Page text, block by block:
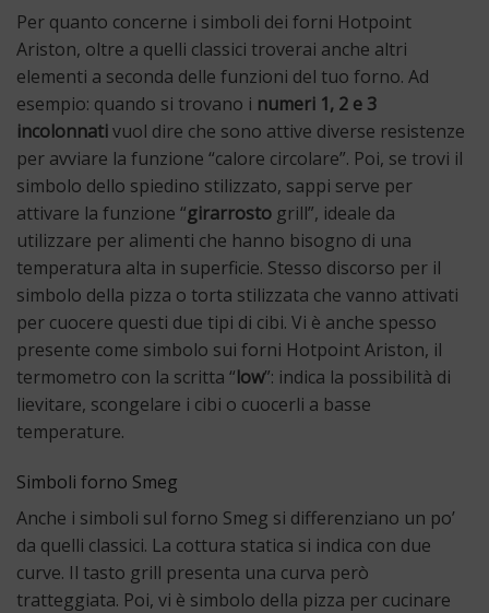
Per quanto concerne i simboli dei forni Hotpoint
Ariston, oltre a quelli classici troverai anche altri
elementi a seconda delle funzioni del tuo forno. Ad
esempio: quando si trovano i numeri 1, 2 e 3
incolonnativuol dire che sono attive diverse resistenze
per avviare la funzione “calore circolare”. Poi, se trovi il
simbolo dello spiedino stilizzato, sappi serve per
attivare la funzione “girarrosto grill”, ideale da
utilizzare per alimenti che hanno bisogno di una
temperatura alta in superficie. Stesso discorso per il
simbolo della pizza o torta stilizzata che vanno attivati
per cuocere questi due tipi di cibi. Vi è anche spesso
presente come simbolo sui forni Hotpoint Ariston, il
termometro con la scritta “low”: indica la possibilità di
lievitare, scongelare i cibi o cuocerli a basse
temperature.
Simboli forno Smeg
Anche i simboli sul forno Smeg si differenziano un po’
da quelli classici. La cottura statica si indica con due
curve. Il tasto grill presenta una curva però
tratteggiata. Poi, vi è simbolo della pizza per cucinare